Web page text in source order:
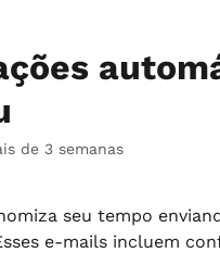
de 3 semanas
seu tempo
e-mails incluem